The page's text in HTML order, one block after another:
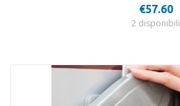
€57.60
2 disponibili